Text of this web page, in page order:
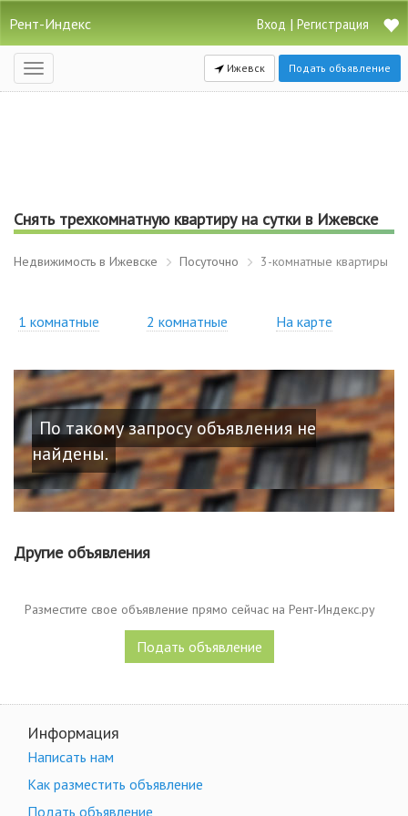
Рент-Индекс Вход | Регистрация
Открыть
навигацию
Ижевск Подать объявление
Снять трехкомнатную квартиру на сутки в Ижевске
Недвижимость в Ижевске Посуточно 3-комнатные квартиры
1 комнатные 2 комнатные На карте
По такому запросу объявления не
найдены.
Другие объявления
Разместите свое объявление прямо сейчас на Рент-Индекс.ру
Подать объявление
Информация
Написать нам
Как разместить объявление
Подать объявление